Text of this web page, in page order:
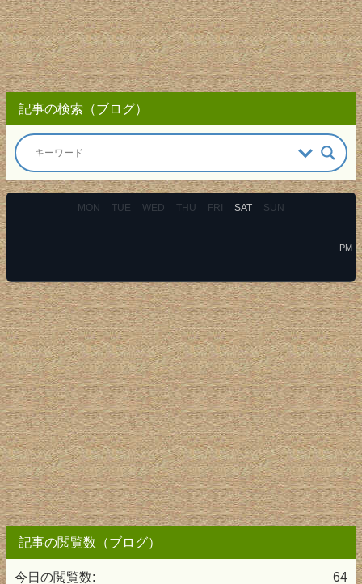
記事の検索（ブログ）
MON TUE WED THU FRI SAT SUN
PM
記事の閲覧数（ブログ）
64
今日の閲覧数: